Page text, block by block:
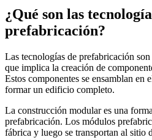
¿Qué son las
prefabricación?
Las tecnologías de prefabricación
que implica la creación de
Estos componentes se ensamblan en
formar un edificio completo.
La construcción modular es una
prefabricación. Los módulos
fábrica y luego se transportan al sitio